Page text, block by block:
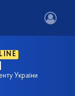
України